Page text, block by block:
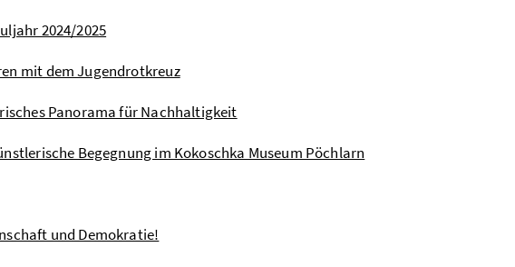
2024/2025
mit dem Jugendrotkreuz
Panorama für Nachhaltigkeit
Begegnung im Kokoschka Museum Pöchlarn
und Demokratie!